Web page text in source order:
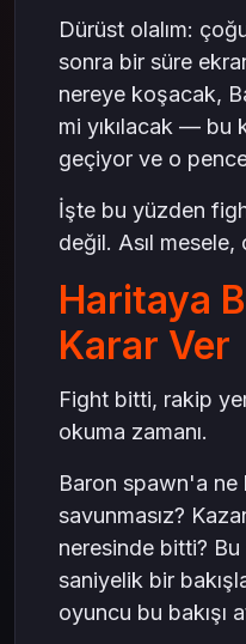
Dürüst olalım:
sonra bir süre
nereye koşacak,
mi yıkılacak — bu
geçiyor ve o
İşte bu yüzden
değil. Asıl mesele,
Haritaya
Karar Ver
Fight bitti, rakip
okuma zamanı.
Baron spawn'a ne
savunmasız?
neresinde bitti? Bu
saniyelik bir
oyuncu bu bakışı